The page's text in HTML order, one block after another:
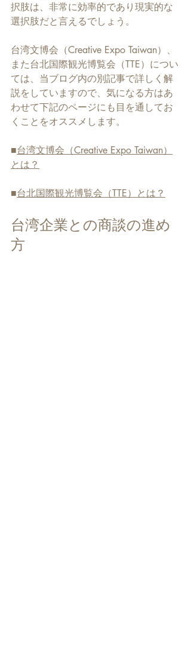
択肢は、非常に効率的であり現実的な
選択肢だと言えるでしょう。
台湾文博会（Creative Expo Taiwan）、
また台北国際観光博覧会（TTE）につい
ては、当ブログ内の別記事で詳しく解
説をしていますので、気になる方はあ
わせて下記のページにも目を通してお
くことをオススメします。
■台湾文博会（Creative Expo Taiwan）
とは？
■台北国際観光博覧会（TTE）とは？
台湾企業との商談の進め
方